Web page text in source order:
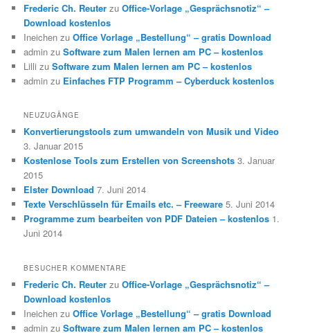
Frederic Ch. Reuter zuOffice-Vorlage „Gesprächsnotiz“ –
Download kostenlos
Ineichen zuOffice Vorlage „Bestellung“ – gratis Download
admin zuSoftware zum Malen lernen am PC – kostenlos
Lilli zuSoftware zum Malen lernen am PC – kostenlos
admin zu Einfaches FTP Programm – Cyberduck kostenlos
NEUZUGÄNGE
Konvertierungstools zum umwandeln von Musik und Video
3. Januar 2015
Kostenlose Tools zum Erstellen von Screenshots 3. Januar
2015
Elster Download 7. Juni 2014
Texte Verschlüsseln für Emails etc. – Freeware 5. Juni 2014
Programme zum bearbeiten von PDF Dateien – kostenlos 1.
Juni 2014
BESUCHER KOMMENTARE
Frederic Ch. Reuter zuOffice-Vorlage „Gesprächsnotiz“ –
Download kostenlos
Ineichen zuOffice Vorlage „Bestellung“ – gratis Download
admin zuSoftware zum Malen lernen am PC – kostenlos